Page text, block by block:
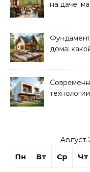
на даче:
дома:
Август
Пн
Вт Ср Чт